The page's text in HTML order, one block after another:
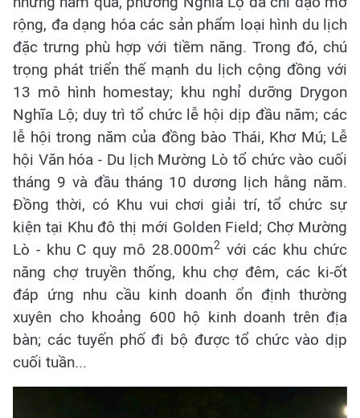
rộng, đa dạng hóa các sản phẩm loại hình du lịch
đặc trưng phù hợp với tiềm năng. Trong đó, chú
trọng phát triển thế mạnh du lịch cộng đồng với
13 mô hình homestay; khu nghỉ dưỡng Drygon
Nghĩa Lộ; duy trì tổ chức lễ hội dịp đầu năm; các
lễ hội trong năm của đồng bào Thái, Khơ Mú; Lễ
hội Văn hóa - Du lịch Mường Lò tổ chức vào cuối
tháng 9 và đầu tháng 10 dương lịch hằng năm.
Đồng thời, có Khu vui chơi giải trí, tổ chức sự
kiện tại Khu đô thị mới Golden Field; Chợ Mường
Lò - khu C quy mô 28.000m2với các khu chức
năng chợ truyền thống, khu chợ đêm, các ki-ốt
đáp ứng nhu cầu kinh doanh ổn định thường
xuyên cho khoảng 600 hộ kinh doanh trên địa
bàn; các tuyến phố đi bộ được tổ chức vào dịp
cuối tuần...